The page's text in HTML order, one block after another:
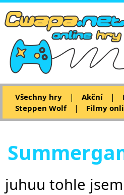
Všechny hry | Akční |
Steppen Wolf
| Filmy
juhuu tohle